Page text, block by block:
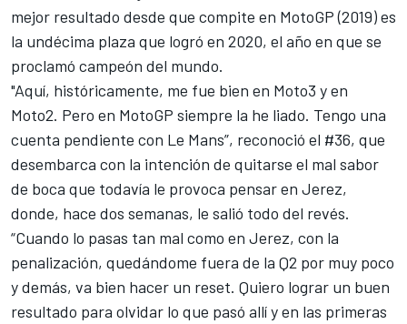
mejor resultado desde que compite en MotoGP (2019) es
la undécima plaza que logró en 2020, el año en que se
proclamó campeón del mundo.
"Aquí, históricamente, me fue bien en Moto3 y en
Moto2. Pero en MotoGP siempre la he liado. Tengo una
cuenta pendiente con Le Mans”, reconoció el #36, que
desembarca con la intención de quitarse el mal sabor
de boca que todavía le provoca pensar en Jerez,
donde, hace dos semanas, le salió todo del revés.
“Cuando lo pasas tan mal como en Jerez, con la
penalización, quedándome fuera de la Q2 por muy poco
y demás, va bien hacer un reset. Quiero lograr un buen
resultado para olvidar lo que pasó allí y en las primeras